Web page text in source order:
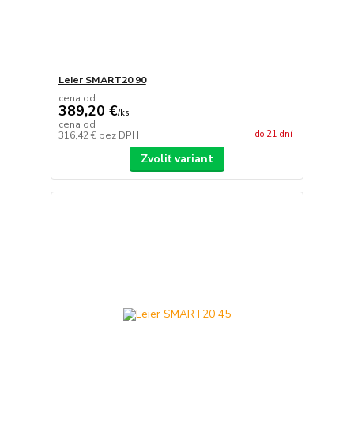
Leier SMART20 90
cena od
389,20 €/ks
cena od
316,42 € bez DPH do 21 dní
Zvoliť variant